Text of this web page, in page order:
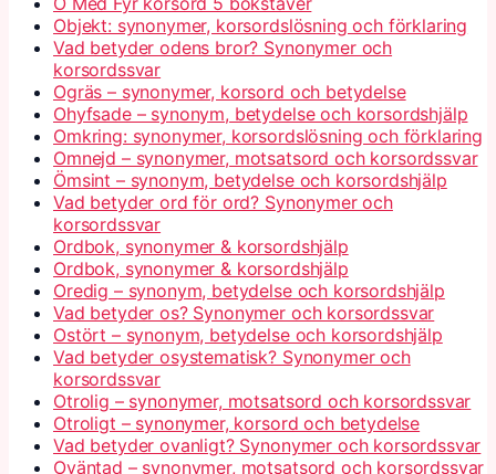
Objekt: synonymer, korsordslösning och förklaring
Vad betyder odens bror? Synonymer och
korsordssvar
Ogräs – synonymer, korsord och betydelse
Ohyfsade – synonym, betydelse och korsordshjälp
Omkring: synonymer, korsordslösning och förklaring
Omnejd – synonymer, motsatsord och korsordssvar
Ömsint – synonym, betydelse och korsordshjälp
Vad betyder ord för ord? Synonymer och
korsordssvar
Ordbok, synonymer & korsordshjälp
Ordbok, synonymer & korsordshjälp
Oredig – synonym, betydelse och korsordshjälp
Vad betyder os? Synonymer och korsordssvar
Ostört – synonym, betydelse och korsordshjälp
Vad betyder osystematisk? Synonymer och
korsordssvar
Otrolig – synonymer, motsatsord och korsordssvar
Otroligt – synonymer, korsord och betydelse
Vad betyder ovanligt? Synonymer och korsordssvar
Oväntad – synonymer, motsatsord och korsordssvar